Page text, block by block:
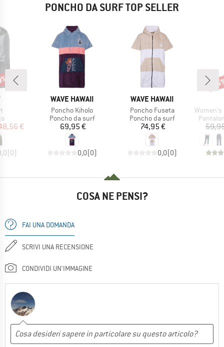
PONCHO DA SURF TOP SELLER
prodotti
ridotto
€
(0)
MARCHIO
WAVE HAWAII
Articolo
Poncho Kiholo
Gruppo di prodotti
Poncho da surf
Prezzo
69,95 €
0,0(0)
MARCHIO
WAVE HAWAII
Articolo
Poncho Fuseta
Gruppo di prodotti
Poncho da surf
Prezzo
74,95 €
0,0(0)
Articolo
Women's On The
Gruppo
COSA NE PENSI?
FAI UNA DOMANDA
SCRIVI UNA RECENSIONE
CONDIVIDI UN'IMMAGINE